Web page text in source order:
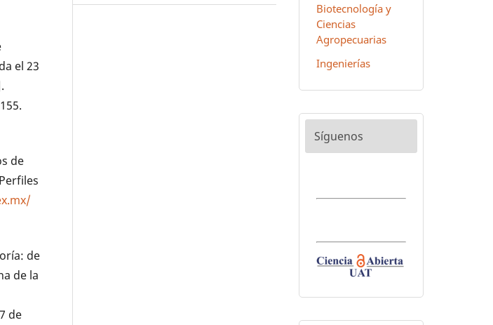
el 23
de
de
de la
de
Biotecnología y
Ciencias
Agropecuarias
Ingenierías
Síguenos